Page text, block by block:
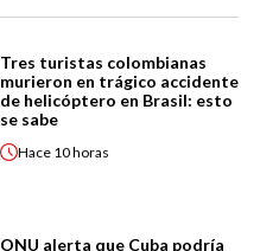
Tres turistas colombianas
murieron en trágico accidente
de helicóptero en Brasil: esto
se sabe
Hace 10 horas
ONU alerta que Cuba podría